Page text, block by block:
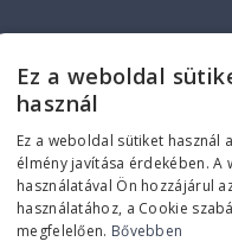
Elérhetőség
info@kenesebistro.hu
8174 Balatonkenese,
Balatoni út 42.
Ez a weboldal
használ
Ez a weboldal sütiket használ
élmény javítása érdekében. A
használatával Ön hozzájárul
használatához, a Cookie
megfelelően. Bővebben